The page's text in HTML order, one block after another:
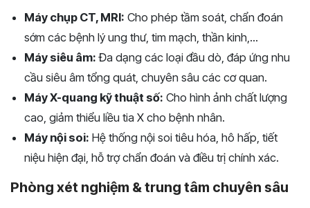
Máy chụp CT, MRI: Cho phép tầm soát, chẩn đoán
sớm các bệnh lý ung thư, tim mạch, thần kinh,...
Máy siêu âm: Đa dạng các loại đầu dò, đáp ứng nhu
cầu siêu âm tổng quát, chuyên sâu các cơ quan.
Máy X-quang kỹ thuật số: Cho hình ảnh chất lượng
cao, giảm thiểu liều tia X cho bệnh nhân.
Máy nội soi: Hệ thống nội soi tiêu hóa, hô hấp, tiết
niệu hiện đại, hỗ trợ chẩn đoán và điều trị chính xác.
Phòng xét nghiệm & trung tâm chuyên sâu